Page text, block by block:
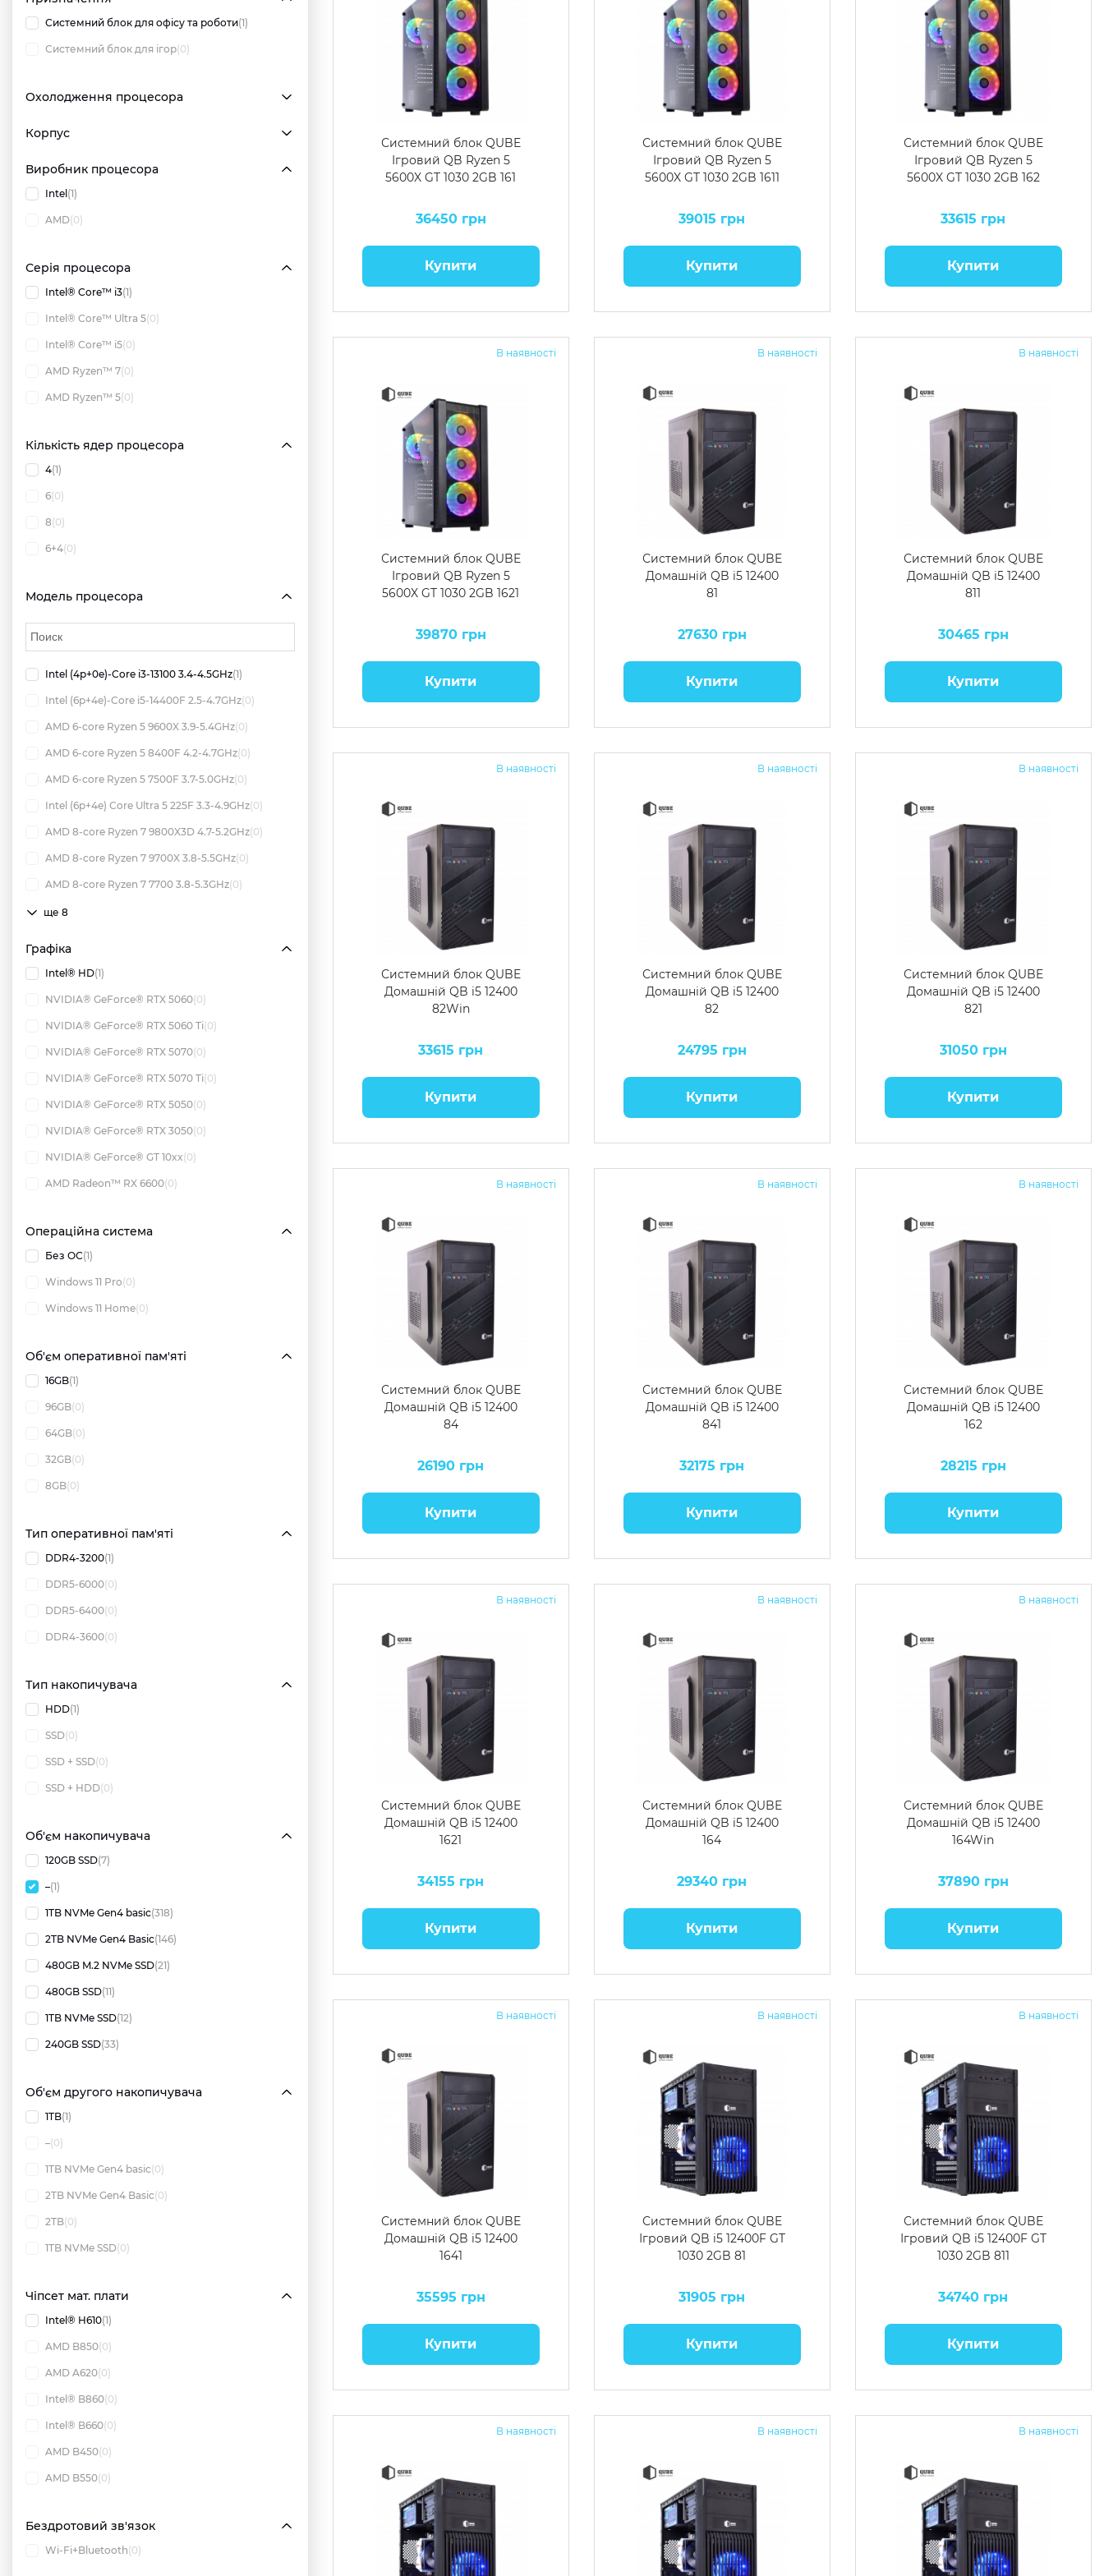
Системний блок для офісу та роботи(1)
Системний блок для ігор(0)
Охолодження процесора
Корпус
Виробник процесора
Intel (1)
AMD(0)
Серія процесора
Intel® Core™ i3(1)
Intel® Core™ Ultra 5(0)
Intel® Core™ i5(0)
AMD Ryzen™ 7(0)
AMD Ryzen™ 5(0)
Кількість ядер процесора
4(1)
6(0)
8(0)
6+4(0)
Модель процесора
Intel (4p+0e)-Core i3-13100 3.4-4.5GHz(1)
Intel (6p+4e)-Core i5-14400F 2.5-4.7GHz(0)
AMD 6-core Ryzen 5 9600X 3.9-5.4GHz(0)
AMD 6-core Ryzen 5 8400F 4.2-4.7GHz(0)
AMD 6-core Ryzen 5 7500F 3.7-5.0GHz(0)
Intel (6p+4e) Core Ultra 5 225F 3.3-4.9GHz(0)
AMD 8-core Ryzen 7 9800X3D 4.7-5.2GHz(0)
AMD 8-core Ryzen 7 9700X 3.8-5.5GHz(0)
AMD 8-core Ryzen 7 7700 3.8-5.3GHz(0)
ще 8
Графіка
Intel® HD(1)
NVIDIA® GeForce® RTX 5060(0)
NVIDIA® GeForce® RTX 5060 Ti(0)
NVIDIA® GeForce® RTX 5070(0)
NVIDIA® GeForce® RTX 5070 Ti(0)
NVIDIA® GeForce® RTX 5050(0)
NVIDIA® GeForce® RTX 3050(0)
NVIDIA® GeForce® GT 10xx(0)
AMD Radeon™ RX 6600(0)
Операційна система
Без ОС(1)
Windows 11 Pro(0)
Windows 11 Home(0)
Об'єм оперативної пам'яті
16GB(1)
96GB(0)
64GB(0)
32GB(0)
8GB(0)
Тип оперативної пам'яті
DDR4-3200(1)
DDR5-6000(0)
DDR5-6400(0)
DDR4-3600(0)
Тип накопичувача
HDD(1)
SSD(0)
SSD + SSD(0)
SSD + HDD(0)
Об'єм накопичувача
120GB SSD(7)
–(1)
1TB NVMe Gen4 basic(318)
2TB NVMe Gen4 Basic(146)
480GB M.2 NVMe SSD(21)
480GB SSD(11)
1TB NVMe SSD(12)
240GB SSD(33)
Об'єм другого накопичувача
1TB(1)
–(0)
1TB NVMe Gen4 basic(0)
2TB NVMe Gen4 Basic(0)
2TB(0)
1TB NVMe SSD(0)
Чіпсет мат. плати
Intel® H610(1)
AMD B850(0)
AMD A620(0)
Intel® B860(0)
Intel® B660(0)
AMD B450(0)
AMD B550(0)
Бездротовий зв'язок
Wi-Fi+Bluetooth(0)
Системний блок QUBE
Ігровий QB Ryzen 5
5600X GT 1030 2GB 161
36450 грн
Купити
Системний блок QUBE
Ігровий QB Ryzen 5
5600X GT 1030 2GB 1611
39015 грн
Купити
Системний блок QUBE
Ігровий QB Ryzen 5
5600X GT 1030 2GB 162
33615 грн
Купити
В наявності
Системний блок QUBE
Ігровий QB Ryzen 5
5600X GT 1030 2GB 1621
39870 грн
Купити
В наявності
Системний блок QUBE
Домашній QB i5 12400
81
27630 грн
Купити
В наявності
Системний блок QUBE
Домашній QB i5 12400
811
30465 грн
Купити
В наявності
Системний блок QUBE
Домашній QB i5 12400
82Win
33615 грн
Купити
В наявності
Системний блок QUBE
Домашній QB i5 12400
82
24795 грн
Купити
В наявності
Системний блок QUBE
Домашній QB i5 12400
821
31050 грн
Купити
В наявності
Системний блок QUBE
Домашній QB i5 12400
84
26190 грн
Купити
В наявності
Системний блок QUBE
Домашній QB i5 12400
841
32175 грн
Купити
В наявності
Системний блок QUBE
Домашній QB i5 12400
162
28215 грн
Купити
В наявності
Системний блок QUBE
Домашній QB i5 12400
1621
34155 грн
Купити
В наявності
Системний блок QUBE
Домашній QB i5 12400
164
29340 грн
Купити
В наявності
Системний блок QUBE
Домашній QB i5 12400
164Win
37890 грн
Купити
В наявності
Системний блок QUBE
Домашній QB i5 12400
1641
35595 грн
Купити
В наявності
Системний блок QUBE
Ігровий QB i5 12400F GT
1030 2GB 81
31905 грн
Купити
В наявності
Системний блок QUBE
Ігровий QB i5 12400F GT
1030 2GB 811
34740 грн
Купити
В наявності В наявності В наявності